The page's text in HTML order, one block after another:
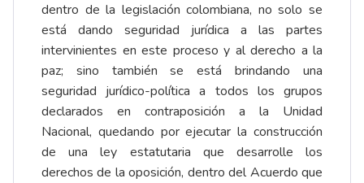
dentro de la legislación colombiana, no solo se
está dando seguridad jurídica a las partes
intervinientes en este proceso y al derecho a la
paz; sino también se está brindando una
seguridad jurídico-política a todos los grupos
declarados en contraposición a la Unidad
Nacional, quedando por ejecutar la construcción
de una ley estatutaria que desarrolle los
derechos de la oposición, dentro del Acuerdo que